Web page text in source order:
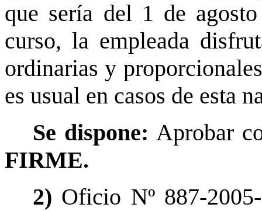
que sería del 1 de
curso, la empleada
ordinarias y
es usual en casos de esta
Se dispone:Aprobar
FIRME.
2) Oficio Nº 887-